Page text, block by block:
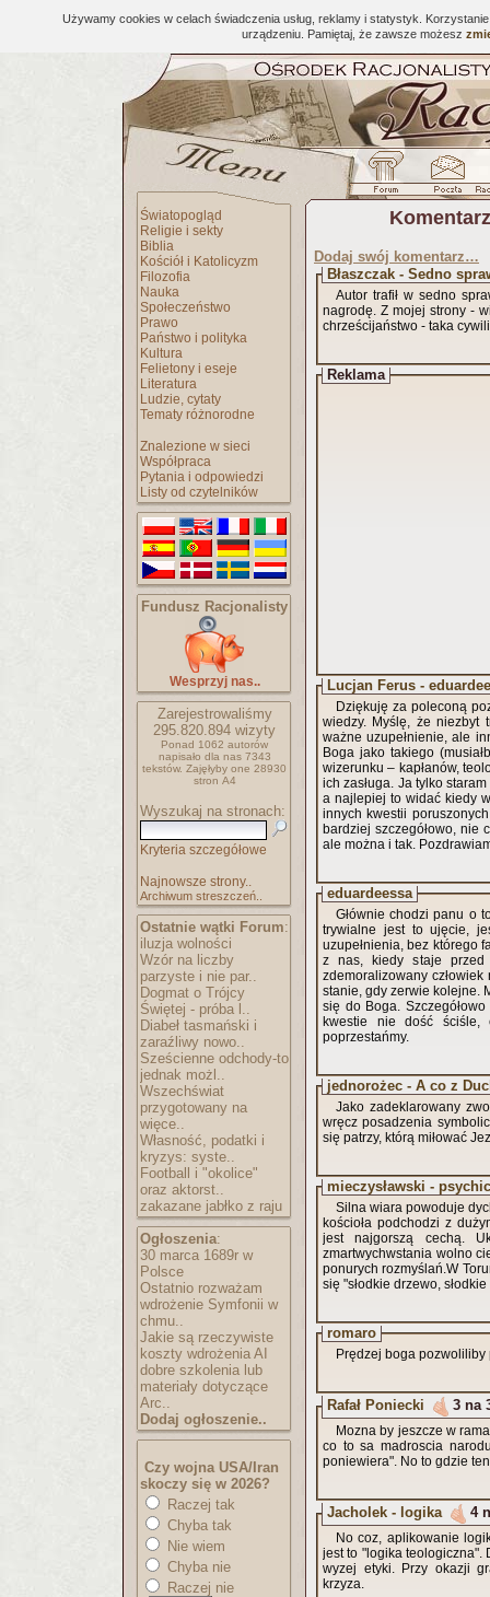
Używamy cookies w celach świadczenia usług, reklamy i statystyk.
urządzeniu. Pamiętaj, że zawsze możesz
Światopogląd
Religie i sekty
Biblia
Kościół i Katolicyzm
Filozofia
Nauka
Społeczeństwo
Prawo
Państwo i polityka
Kultura
Felietony i eseje
Literatura
Ludzie, cytaty
Tematy różnorodne
Znalezione w sieci
Współpraca
Pytania i odpowiedzi
Listy od czytelników
Fundusz Racjonalisty
Wesprzyj nas..
Zarejestrowaliśmy
295.820.894 wizyty
Ponad 1062 autorów
napisało dla nas 7343
tekstów. Zajęłyby one 28930
stron A4
Wyszukaj na stronach:
Kryteria szczegółowe
Najnowsze strony..
Archiwum streszczeń..
Ostatnie wątki Forum:
iluzja wolności
Wzór na liczby
parzyste i nie par..
Dogmat o Trójcy
Świętej - próba l..
Diabeł tasmański i
zaraźliwy nowo..
Sześcienne odchody-to
jednak możl..
Wszechświat
przygotowany na
więce..
Własność, podatki i
kryzys: syste..
Football i "okolice"
oraz aktorst..
zakazane jabłko z raju
Ogłoszenia:
30 marca 1689r w
Polsce
Ostatnio rozważam
wdrożenie Symfonii w
chmu..
Jakie są rzeczywiste
koszty wdrożenia AI
dobre szkolenia lub
materiały dotyczące
Arc..
Dodaj ogłoszenie..
Czy wojna USA/Iran
skoczy się w 2026?
Raczej tak
Chyba tak
Nie wiem
Chyba nie
Raczej nie
Dodaj swój komentarz…
Błaszczak - Sedno
Autor trafił w sedno
nagrodę. Z mojej strony -
chrześcijaństwo - taka
Reklama
Lucjan Ferus -
Dziękuję za poleconą
wiedzy. Myślę, że niezbyt
ważne uzupełnienie, ale
Boga jako takiego
wizerunku – kapłanów,
ich zasługa. Ja tylko
a najlepiej to widać kiedy
innych kwestii
bardziej szczegółowo, nie
ale można i tak.
eduardeessa
Głównie chodzi panu o
trywialne jest to ujęcie,
uzupełnienia, bez którego
z nas, kiedy staje przed
zdemoralizowany
stanie, gdy zerwie kolejne.
się do Boga.
kwestie nie dość ściśle,
poprzestańmy.
jednorożec - A co z
Jako zadeklarowany
wręcz posadzenia
się patrzy, którą miłować
mieczysławski -
Silna wiara powoduje
kościoła podchodzi z
jest najgorszą cechą.
zmartwychwstania wolno
ponurych rozmyślań.W
się "słodkie drzewo,
romaro
Prędzej boga
Rafał Poniecki 3 na
Mozna by jeszcze w
co to sa madroscia
poniewiera". No to gdzie
Jacholek - logika 4
No coz, aplikowanie
jest to "logika teologiczna".
wyzej etyki. Przy okazji
krzyza.